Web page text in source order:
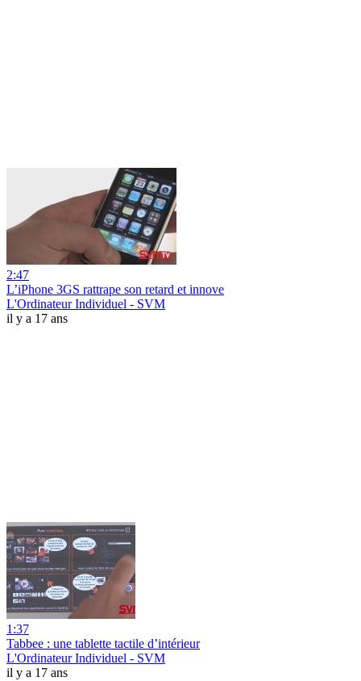
2:47
L’iPhone 3GS rattrape son retard et innove
L'Ordinateur Individuel - SVM
il y a 17 ans
1:37
Tabbee : une tablette tactile d’intérieur
L'Ordinateur Individuel - SVM
il y a 17 ans